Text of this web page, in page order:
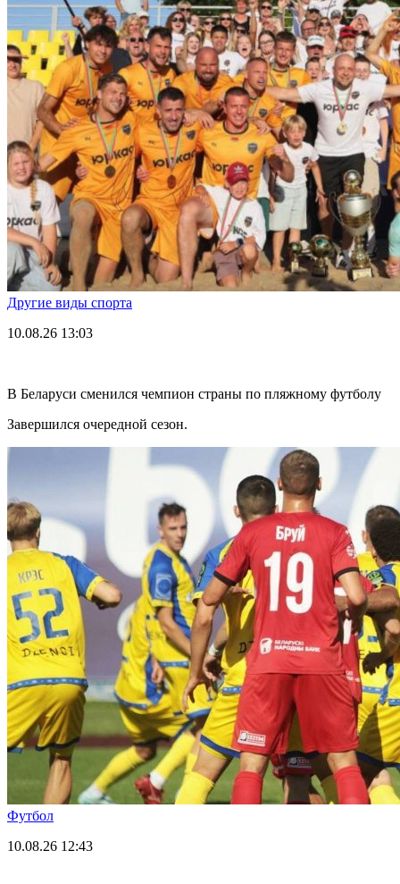
Другие виды спорта
10.08.26 13:03
В Беларуси сменился чемпион страны по пляжному футболу
Завершился очередной сезон.
Футбол
10.08.26 12:43